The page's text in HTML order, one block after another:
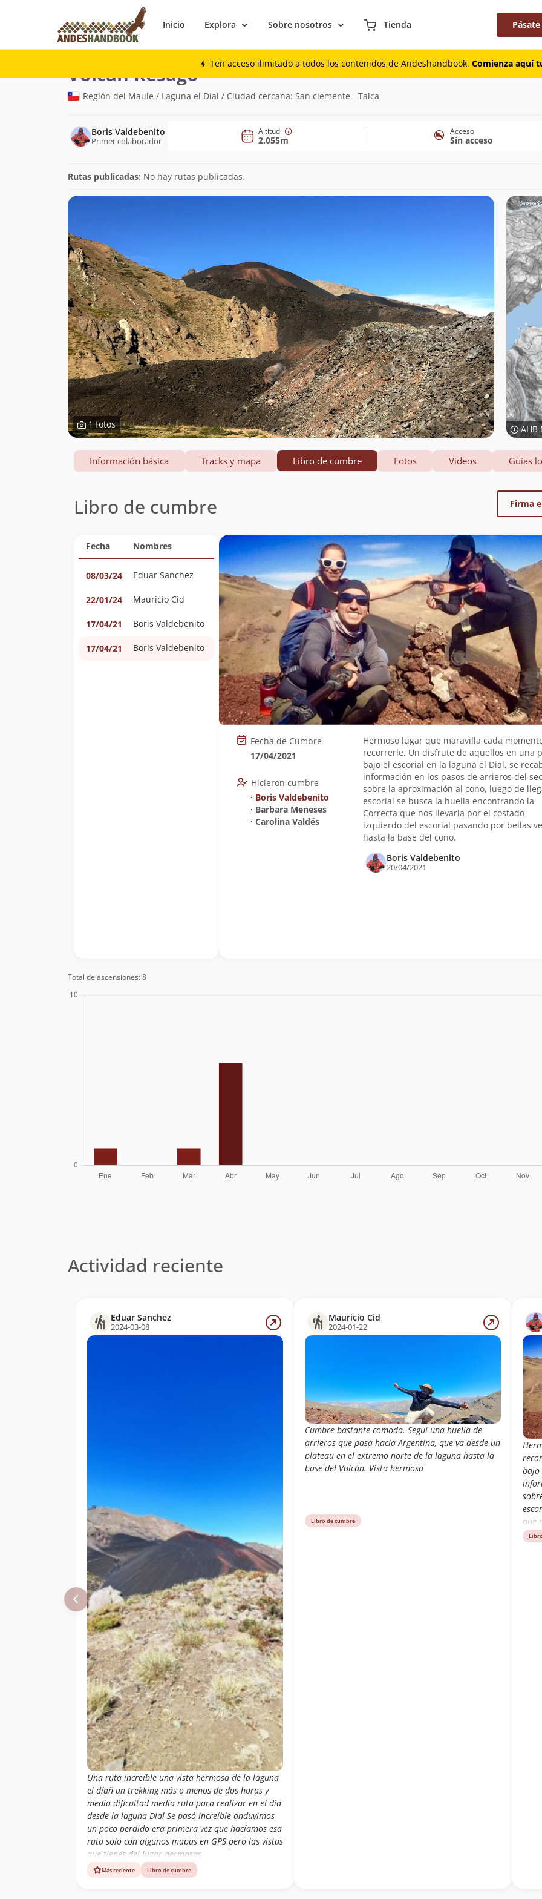
Inicio Explora Sobre nosotros Tienda
Ten acceso ilimitado a todos los contenidos de Andeshandbook. Comienza aquí
Montaña
Volcán Resago(2.055m)
Región del Maule / Laguna el Díal / Ciudad cercana: San clemente - Talca
Boris Valdebenito
Primer colaborador
Altitud
2.055m
Acceso
Sin acceso
Rutas publicadas: No hay rutas publicadas.
1 fotos AHB
Información básica Tracks y mapa Libro de cumbre Fotos Videos Guías
Libro de cumbre Firma
Fecha Nombres
08/03/24 Eduar Sanchez
22/01/24 Mauricio Cid
17/04/21 Boris Valdebenito
17/04/21 Boris Valdebenito
Fecha de Cumbre
17/04/2021
Hicieron cumbre
∙ Boris Valdebenito
∙ Barbara Meneses
∙ Carolina Valdés
Hermoso lugar que maravilla cada
recorrerle. Un disfrute de aquellos en una
bajo el escorial en la laguna el Dial, se
información en los pasos de arrieros del
sobre la aproximación al cono, luego de
escorial se busca la huella encontrando la
Correcta que nos llevaría por el costado
izquierdo del escorial pasando por bellas
hasta la base del cono.
Boris Valdebenito
20/04/2021
Total de ascensiones: 8
Actividad reciente
Eduar Sanchez
2024-03-08
Una ruta increíble una vista hermosa de la laguna
el díañ un trekking más o menos de dos horas y
media dificultad media ruta para realizar en el día
desde la laguna Dial Se pasó increíble anduvimos
un poco perdido era primera vez que hacíamos esa
ruta solo con algunos mapas en GPS pero las vistas
que tienes del lugar hermosas
Más reciente Libro de cumbre
Mauricio Cid
2024-01-22
Cumbre bastante comoda. Segui una huella de
arrieros que pasa hacia Argentina, que va desde un
plateau en el extremo norte de la laguna hasta la
base del Volcán. Vista hermosa
Libro de cumbre
bajo
que